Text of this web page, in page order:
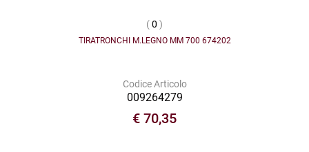
(0 )
TIRATRONCHI M.LEGNO MM 700 674202
Codice Articolo
009264279
€ 70,35